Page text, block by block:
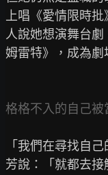
上唱《愛情限時
人說她想演舞台
姆雷特》，成為劇
格格不入的自己被
「我們在尋找自
芳說：「就都去